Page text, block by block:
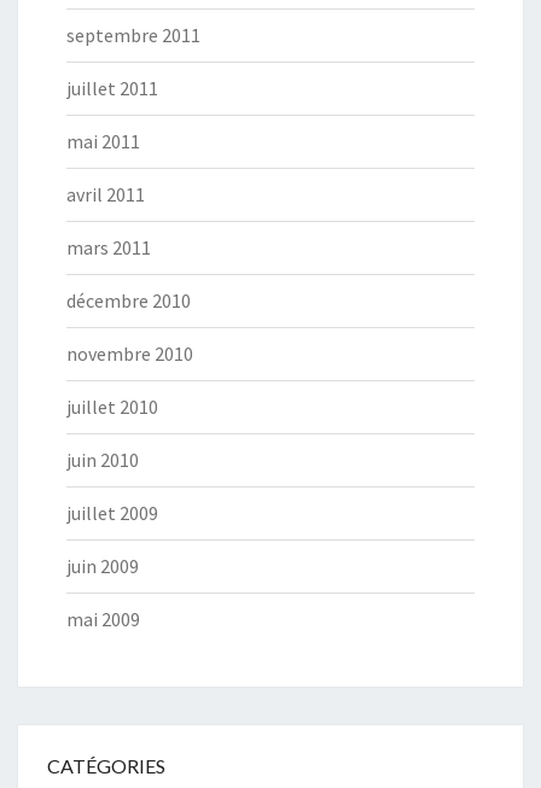
septembre 2011
juillet 2011
mai 2011
avril 2011
mars 2011
décembre 2010
novembre 2010
juillet 2010
juin 2010
juillet 2009
juin 2009
mai 2009
CATÉGORIES